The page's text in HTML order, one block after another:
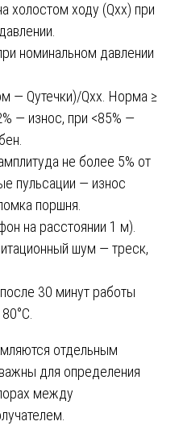
холостом ходу (Qхх) при
номинальном давлении
— Qутечки)/Qхх. Норма ≥
— износ, при <85% —
не более 5% от
пульсации — износ
поршня.
на расстоянии 1 м).
шум — треск,
30 минут работы
отдельным
для определения
между